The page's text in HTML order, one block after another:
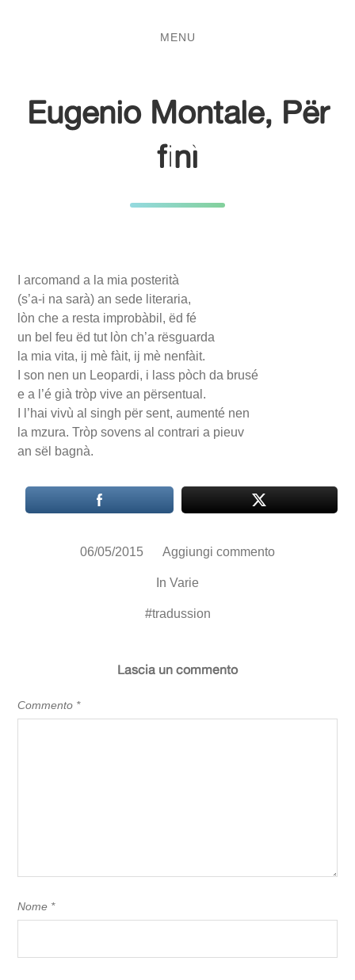
MENU
Eugenio Montale, Për
finì
I arcomand a la mia posterità
(s’a-i na sarà) an sede literaria,
lòn che a resta improbàbil, ëd fé
un bel feu ëd tut lòn ch’a rësguarda
la mia vita, ij mè fàit, ij mè nenfàit.
I son nen un Leopardi, i lass pòch da brusé
e a l’é già tròp vive an përsentual.
I l’hai vivù al singh për sent, aumenté nen
la mzura. Tròp sovens al contrari a pieuv
an sël bagnà.
06/05/2015 Aggiungi commento
In Varie
#tradussion
Lascia un commento
Commento *
Nome *